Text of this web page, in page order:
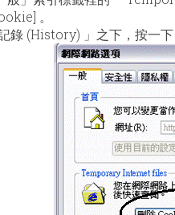
。
錄 (History) 」之下，按一